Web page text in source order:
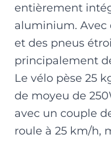
entièrement
aluminium. Avec
et des pneus
principalement
Le vélo pèse 25
de moyeu de
avec un couple
roule à 25 km/h,